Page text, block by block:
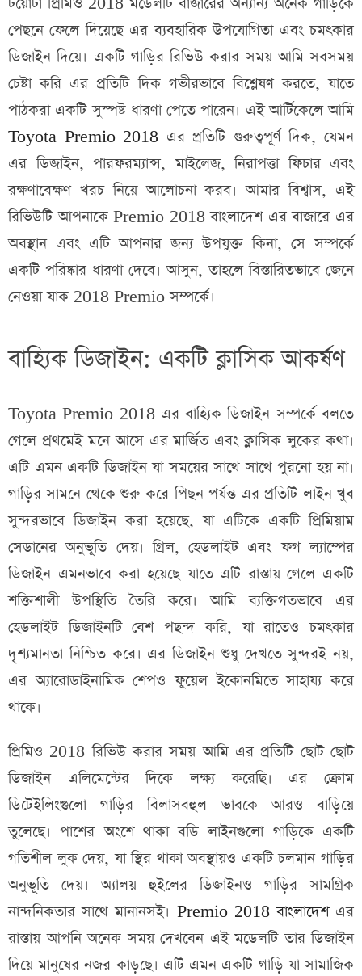
পেছনে ফেলে দিয়েছে এর ব্যবহারিক উপযোগিতা এবং চমৎকার
ডিজাইন দিয়ে। একটি গাড়ির রিভিউ করার সময় আমি সবসময়
চেষ্টা করি এর প্রতিটি দিক গভীরভাবে বিশ্লেষণ করতে, যাতে
পাঠকরা একটি সুস্পষ্ট ধারণা পেতে পারেন। এই আর্টিকেলে আমি
Toyota Premio 2018 এর প্রতিটি গুরুত্বপূর্ণ দিক, যেমন
এর ডিজাইন, পারফরম্যান্স, মাইলেজ, নিরাপত্তা ফিচার এবং
রক্ষণাবেক্ষণ খরচ নিয়ে আলোচনা করব। আমার বিশ্বাস, এই
রিভিউটি আপনাকে Premio 2018 বাংলাদেশ এর বাজারে এর
অবস্থান এবং এটি আপনার জন্য উপযুক্ত কিনা, সে সম্পর্কে
একটি পরিষ্কার ধারণা দেবে। আসুন, তাহলে বিস্তারিতভাবে জেনে
নেওয়া যাক 2018 Premio সম্পর্কে।
বাহ্যিক ডিজাইন: একটি ক্লাসিক আকর্ষণ
Toyota Premio 2018 এর বাহ্যিক ডিজাইন সম্পর্কে বলতে
গেলে প্রথমেই মনে আসে এর মার্জিত এবং ক্লাসিক লুকের কথা।
এটি এমন একটি ডিজাইন যা সময়ের সাথে সাথে পুরনো হয় না।
গাড়ির সামনে থেকে শুরু করে পিছন পর্যন্ত এর প্রতিটি লাইন খুব
সুন্দরভাবে ডিজাইন করা হয়েছে, যা এটিকে একটি প্রিমিয়াম
সেডানের অনুভূতি দেয়। গ্রিল, হেডলাইট এবং ফগ ল্যাম্পের
ডিজাইন এমনভাবে করা হয়েছে যাতে এটি রাস্তায় গেলে একটি
শক্তিশালী উপস্থিতি তৈরি করে। আমি ব্যক্তিগতভাবে এর
হেডলাইট ডিজাইনটি বেশ পছন্দ করি, যা রাতেও চমৎকার
দৃশ্যমানতা নিশ্চিত করে। এর ডিজাইন শুধু দেখতে সুন্দরই নয়,
এর অ্যারোডাইনামিক শেপও ফুয়েল ইকোনমিতে সাহায্য করে
থাকে।
প্রিমিও 2018 রিভিউ করার সময় আমি এর প্রতিটি ছোট ছোট
ডিজাইন এলিমেন্টের দিকে লক্ষ্য করেছি। এর ক্রোম
ডিটেইলিংগুলো গাড়ির বিলাসবহুল ভাবকে আরও বাড়িয়ে
তুলেছে। পাশের অংশে থাকা বডি লাইনগুলো গাড়িকে একটি
গতিশীল লুক দেয়, যা স্থির থাকা অবস্থায়ও একটি চলমান গাড়ির
অনুভূতি দেয়। অ্যালয় হুইলের ডিজাইনও গাড়ির সামগ্রিক
নান্দনিকতার সাথে মানানসই। Premio 2018 বাংলাদেশএর
রাস্তায় আপনি অনেক সময় দেখবেন এই মডেলটি তার ডিজাইন
দিয়ে মানুষের নজর কাড়ছে। এটি এমন একটি গাড়ি যা সামাজিক